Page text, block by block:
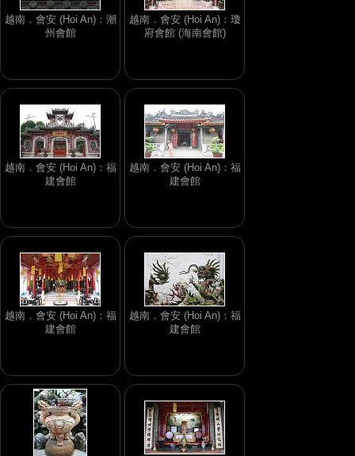
越南．會安 (Hoi An)：潮
州會館
越南．會安 (Hoi An)：瓊
府會館 (海南會館)
越南．會安 (Hoi An)：福
建會館
越南．會安 (Hoi An)：福
建會館
越南．會安 (Hoi An)：福
建會館
越南．會安 (Hoi An)：福
建會館